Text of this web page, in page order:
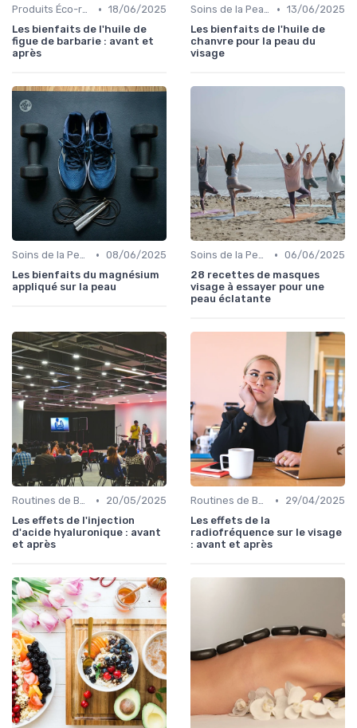
Produits Éco-responsables • 18/06/2025
Les bienfaits de l'huile de
figue de barbarie : avant et
après
Soins de la Peau Naturels • 13/06/2025
Les bienfaits de l'huile de
chanvre pour la peau du
visage
Soins de la Peau Naturels • 08/06/2025
Les bienfaits du magnésium
appliqué sur la peau
Soins de la Peau Naturels • 06/06/2025
28 recettes de masques
visage à essayer pour une
peau éclatante
Routines de Beauté et Soins •
20/05/2025
Les effets de l'injection
d'acide hyaluronique : avant
et après
Routines de Beauté et Soins •
29/04/2025
Les effets de la
radiofréquence sur le visage
: avant et après